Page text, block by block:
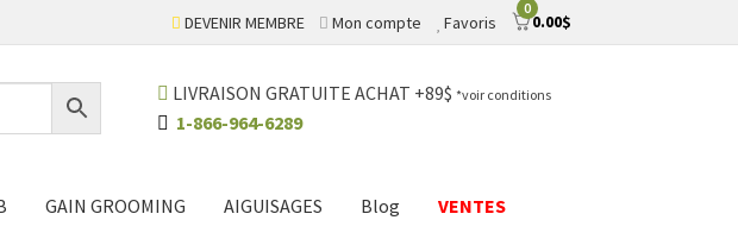
0
0.00$
DEVENIR MEMBRE Mon compte Favoris
LIVRAISON GRATUITE ACHAT +89$ *voir conditions
1-866-964-6289
GAIN GROOMING AIGUISAGES Blog VENTES